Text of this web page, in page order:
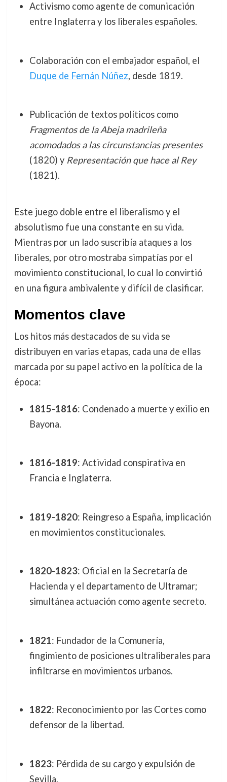
Activismo como agente de comunicación
entre Inglaterra y los liberales españoles.
Colaboración con el embajador español, el
Duque de Fernán Núñez, desde 1819.
Publicación de textos políticos como
Fragmentos de la Abeja madrileña
acomodados a las circunstancias presentes
(1820) y Representación que hace al Rey
(1821).
Este juego doble entre el liberalismo y el
absolutismo fue una constante en su vida.
Mientras por un lado suscribía ataques a los
liberales, por otro mostraba simpatías por el
movimiento constitucional, lo cual lo convirtió
en una figura ambivalente y difícil de clasificar.
Momentos clave
Los hitos más destacados de su vida se
distribuyen en varias etapas, cada una de ellas
marcada por su papel activo en la política de la
época:
1815-1816: Condenado a muerte y exilio en
Bayona.
1816-1819: Actividad conspirativa en
Francia e Inglaterra.
1819-1820: Reingreso a España, implicación
en movimientos constitucionales.
1820-1823: Oficial en la Secretaría de
Hacienda y el departamento de Ultramar;
simultánea actuación como agente secreto.
1821: Fundador de la Comunería,
fingimiento de posiciones ultraliberales para
infiltrarse en movimientos urbanos.
1822: Reconocimiento por las Cortes como
defensor de la libertad.
1823: Pérdida de su cargo y expulsión de
Sevilla.